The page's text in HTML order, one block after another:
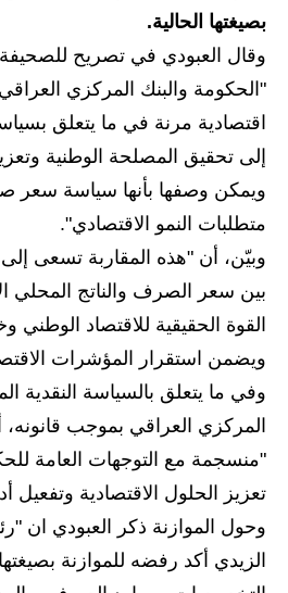
بصيغتها الحالية.
وقال العبودي في تصريح
"الحكومة والبنك المركزي العراقي
اقتصادية مرنة في ما يتعلق
إلى تحقيق المصلحة الوطنية
ويمكن وصفها بأنها سياسة
متطلبات النمو الاقتصادي".
وبيّن، أن "هذه المقاربة تسعى
بين سعر الصرف والناتج المحلي
القوة الحقيقية للاقتصاد الوطني
ويضمن استقرار المؤشرات
وفي ما يتعلق بالسياسة النقدية
المركزي العراقي بموجب قانونه،
"منسجمة مع التوجهات العامة
تعزيز الحلول الاقتصادية وتفعيل
وحول الموازنة ذكر العبودي ان
الزيدي أكد رفضه للموازنة